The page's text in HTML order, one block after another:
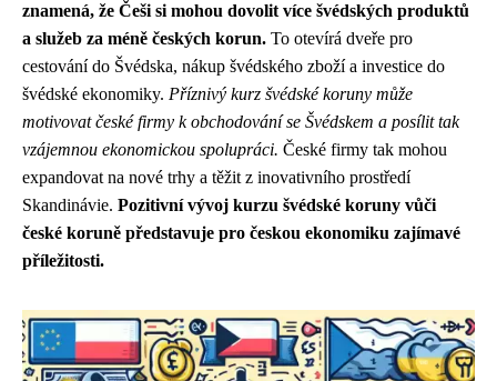
znamená, že Češi si mohou dovolit více švédských produktů
a služeb za méně českých korun. To otevírá dveře pro
cestování do Švédska, nákup švédského zboží a investice do
švédské ekonomiky. Příznivý kurz švédské koruny může
motivovat české firmy k obchodování se Švédskem a posílit tak
vzájemnou ekonomickou spolupráci. České firmy tak mohou
expandovat na nové trhy a těžit z inovativního prostředí
Skandinávie. Pozitivní vývoj kurzu švédské koruny vůči
české koruně představuje pro českou ekonomiku zajímavé
příležitosti.